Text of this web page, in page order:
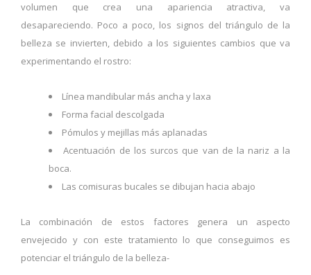
volumen que crea una apariencia atractiva, va
desapareciendo. Poco a poco, los signos del triángulo de la
belleza se invierten, debido a los siguientes cambios que va
experimentando el rostro:
Línea mandibular más ancha y laxa
Forma facial descolgada
Pómulos y mejillas más aplanadas
Acentuación de los surcos que van de la nariz a la
boca.
Las comisuras bucales se dibujan hacia abajo
La combinación de estos factores genera un aspecto
envejecido y con este tratamiento lo que conseguimos es
potenciar el triángulo de la belleza-